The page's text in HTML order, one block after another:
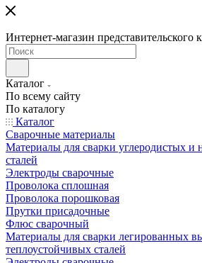
Интернет-магазин представительского
Каталог
По всему сайту
По каталогу
Каталог
Сварочные материалы
Материалы для сварки углеродистых и
сталей
Электроды сварочные
Проволока сплошная
Проволока порошковая
Прутки присадочные
Флюс сварочный
Материалы для сварки легированных
теплоустойчивых сталей